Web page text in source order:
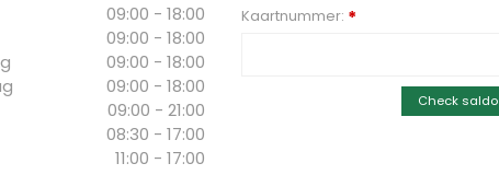
09:00 - 18:00
09:00 - 18:00
09:00 - 18:00
09:00 - 18:00
09:00 - 21:00
08:30 - 17:00
11:00 - 17:00
Kaartnummer: *
Check saldo